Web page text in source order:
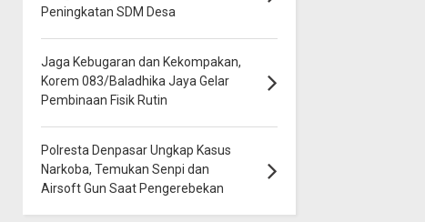
Peningkatan SDM Desa
Jaga Kebugaran dan Kekompakan,
Korem 083/Baladhika Jaya Gelar
Pembinaan Fisik Rutin
Polresta Denpasar Ungkap Kasus
Narkoba, Temukan Senpi dan
Airsoft Gun Saat Pengerebekan